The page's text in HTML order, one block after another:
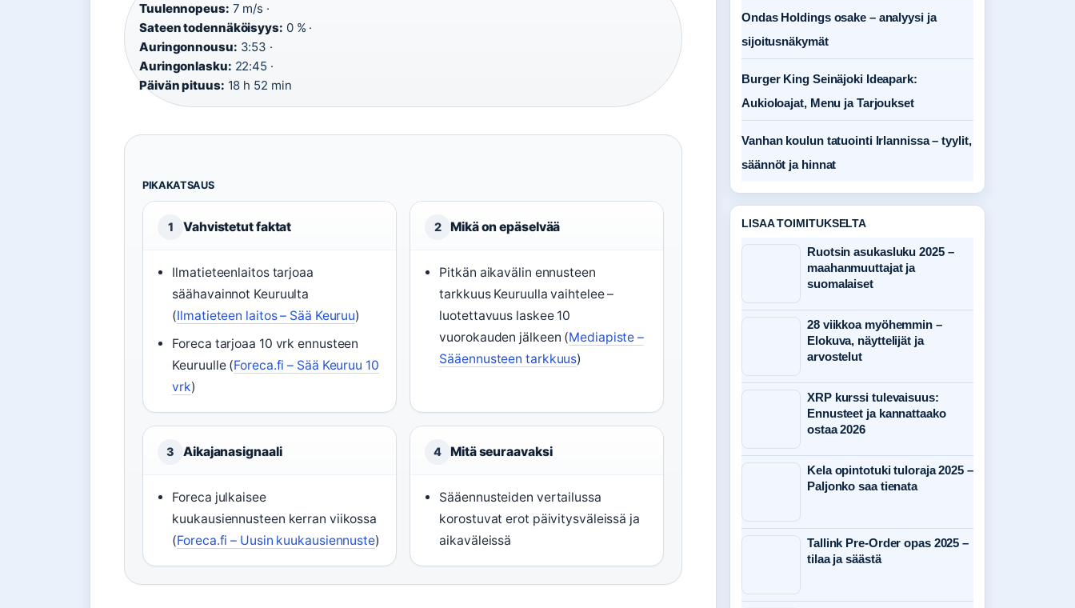
Tuulennopeus: 7 m/s ·
Sateen todennäköisyys: 0 % ·
Auringonnousu: 3:53 ·
Auringonlasku: 22:45 ·
Päivän pituus: 18 h 52 min
PIKAKATSAUS
1 Vahvistetut faktat
Ilmatieteenlaitos tarjoaa
säähavainnot Keuruulta
(Ilmatieteen laitos – Sää Keuruu)
Foreca tarjoaa 10 vrk ennusteen
Keuruulle (Foreca.fi – Sää Keuruu 10
vrk)
2 Mikä on epäselvää
Pitkän aikavälin ennusteen
tarkkuus Keuruulla vaihtelee –
luotettavuus laskee 10
vuorokauden jälkeen (Mediapiste –
Sääennusteen tarkkuus)
3 Aikajanasignaali
Foreca julkaisee
kuukausiennusteen kerran viikossa
(Foreca.fi – Uusin kuukausiennuste)
4 Mitä seuraavaksi
Sääennusteiden vertailussa
korostuvat erot päivitysväleissä ja
aikaväleissä
Ondas Holdings osake – analyysi ja
sijoitusnäkymät
Burger King Seinäjoki Ideapark:
Aukioloajat, Menu ja Tarjoukset
Vanhan koulun tatuointi Irlannissa – tyylit,
säännöt ja hinnat
LISAA TOIMITUKSELTA
Ruotsin asukasluku 2025 –
maahanmuuttajat ja
suomalaiset
28 viikkoa myöhemmin –
Elokuva, näyttelijät ja
arvostelut
XRP kurssi tulevaisuus:
Ennusteet ja kannattaako
ostaa 2026
Kela opintotuki tuloraja 2025 –
Paljonko saa tienata
Tallink Pre-Order opas 2025 –
tilaa ja säästä